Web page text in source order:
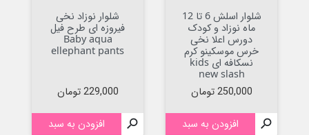
شلوار اسلش 6 تا 12
ماه نوزاد و کودک
دورس اعلا نخی
خرس موسکینو کرم
نسکافه ای kids
new slash
قیمت
250,000 تومان
 افزودن به سبد
شلوار نوزاد نخی
فیروزه ای طرح فیل
Baby aqua
ellephant pants
قیمت
229,000 تومان
 افزودن به سبد